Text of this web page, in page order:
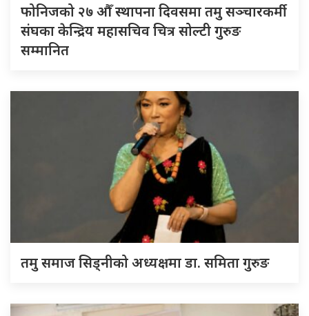
फोनिजको २७ औँ स्थापना दिवसमा तमु सञ्चारकर्मी
संघका केन्द्रिय महासचिव चित्र सोल्टी गुरुङ
सम्मानित
तमु समाज सिड्नीको अध्यक्षमा डा. समिता गुरुङ